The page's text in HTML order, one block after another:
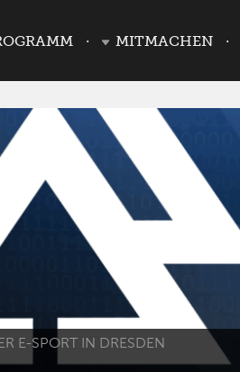
MITMACHEN
E-SPORT IN DRESDEN